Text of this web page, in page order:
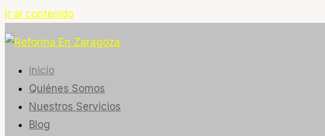
Ir al contenido
Inicio
Quiénes Somos
Nuestros Servicios
Blog